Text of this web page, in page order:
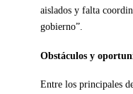
aislados y falta
gobierno”.
Obstáculos y
Entre los principales